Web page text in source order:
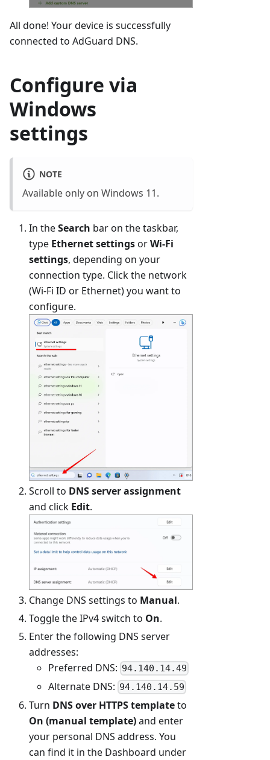
All done! Your device is successfully
connected to AdGuard DNS.
Configure via
Windows
settings
NOTE
Available only on Windows 11.
In theSearch bar on the taskbar,
type Ethernet settingsorWi-Fi
settings, depending on your
connection type. Click the network
(Wi-Fi ID or Ethernet) you want to
configure.
Scroll to DNS server assignment
and click Edit.
Change DNS settings to Manual.
Toggle the IPv4 switch to On.
Enter the following DNS server
addresses:
Preferred DNS: 94.140.14.49
Alternate DNS: 94.140.14.59
Turn DNS over HTTPS templateto
On (manual template)and enter
your personal DNS address. You
can find it in the Dashboard under